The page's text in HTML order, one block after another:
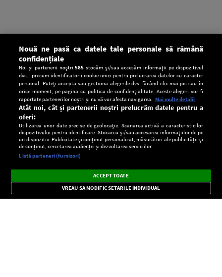
CONFIDENŢIALITATE
Setări:
Dark
Mode
Radio live, podcasturi, știri și alerte
importante.
×
Nouă ne pasă ca datele tale personale să rămână
confidențiale
Noi și partenerii noștri585 stocăm și/sau accesăm informații pe dispozitivul
dvs., precum identificatorii cookie unici pentru prelucrarea datelor cu caracter
personal. Puteți accepta sau gestiona alegerile dvs. făcând clic mai jos sau în
orice moment, pe pagina cu politica de confidențialitate. Aceste alegeri vor fi
raportate partenerilor noștri și nu vă vor afecta navigarea. Mai multe detalii
Atât noi, cât și partenerii noștri prelucrăm datele pentru a
oferi:
Utilizarea unor date precise de geolocație. Scanarea activă a caracteristicilor
dispozitivului pentru identificare. Stocarea și/sau accesarea informațiilor de pe
un dispozitiv. Publicitate și conținut personalizat, măsurători ale publicității și
de conținut, cercetarea audienței și dezvoltarea serviciilor.
Listă parteneri (furnizori)
ACCEPT TOATE
VREAU SA MODIFIC SETARILE INDIVIDUAL